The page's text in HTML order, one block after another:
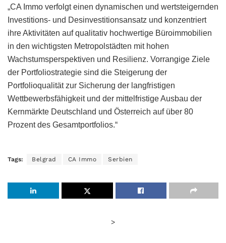
„CA Immo verfolgt einen dynamischen und wertsteigernden
Investitions- und Desinvestitionsansatz und konzentriert
ihre Aktivitäten auf qualitativ hochwertige Büroimmobilien
in den wichtigsten Metropolstädten mit hohen
Wachstumsperspektiven und Resilienz. Vorrangige Ziele
der Portfoliostrategie sind die Steigerung der
Portfolioqualität zur Sicherung der langfristigen
Wettbewerbsfähigkeit und der mittelfristige Ausbau der
Kernmärkte Deutschland und Österreich auf über 80
Prozent des Gesamtportfolios.“
Tags: Belgrad CA Immo Serbien
>